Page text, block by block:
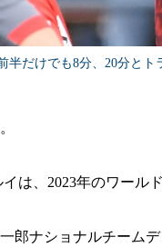
半だけでも8分、20分と
は、2023年のワール
郎ナショナルチーム